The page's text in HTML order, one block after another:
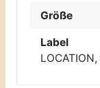
Größe
Label
LOCATION,